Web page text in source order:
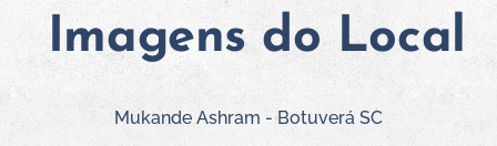
Imagens do Local
Mukande Ashram - Botuverá SC